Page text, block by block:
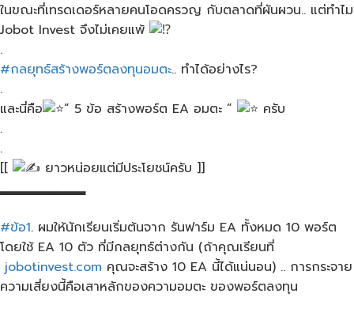
ในขณะที่เทรดเดอร์หลายคนโอดครวญ กับตลาดที่ผันผวน.. แต่​ทำไม​
Jobot​ Invest​ จึงไม่เคยแพ้
.
#กลยุทธ์สร้างพอร์ตลงทุนอมตะ.. ทำได้อย่างไร​?
.
และนี่คือ​
” 5 ข้อ​ สร้างพอร์​ต​ EA อมตะ​ ”
ครับ
.
.
[[
ยาวหน่อยแต่มีประโยชน์ครับ ]]
▂▂▂▂▂▂▂▂▂
#ข้อ1. ผมให้นักเรียนเริ่มต้นจาก​ รันฟาร์ม EA ทั้งหมด​ 10​ พอร์ต​
โดยใช้ EA 10 ตัว ที่มีกลยุทธ์ต่างกัน (ถ้าคุณเรียนที่​
jobotinvest.com คุณจะสร้าง 10 EA นี้​ได้แน่นอน)​ .. การกระจาย
ความเสี่ยงนี้คือเสาหลักของความอมตะ ของพอร์ตลงทุน